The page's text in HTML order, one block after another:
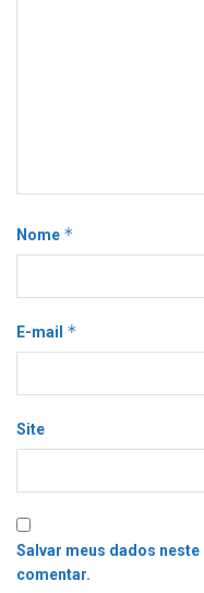
Nome *
E-mail *
Site
Salvar meus dados neste
comentar.